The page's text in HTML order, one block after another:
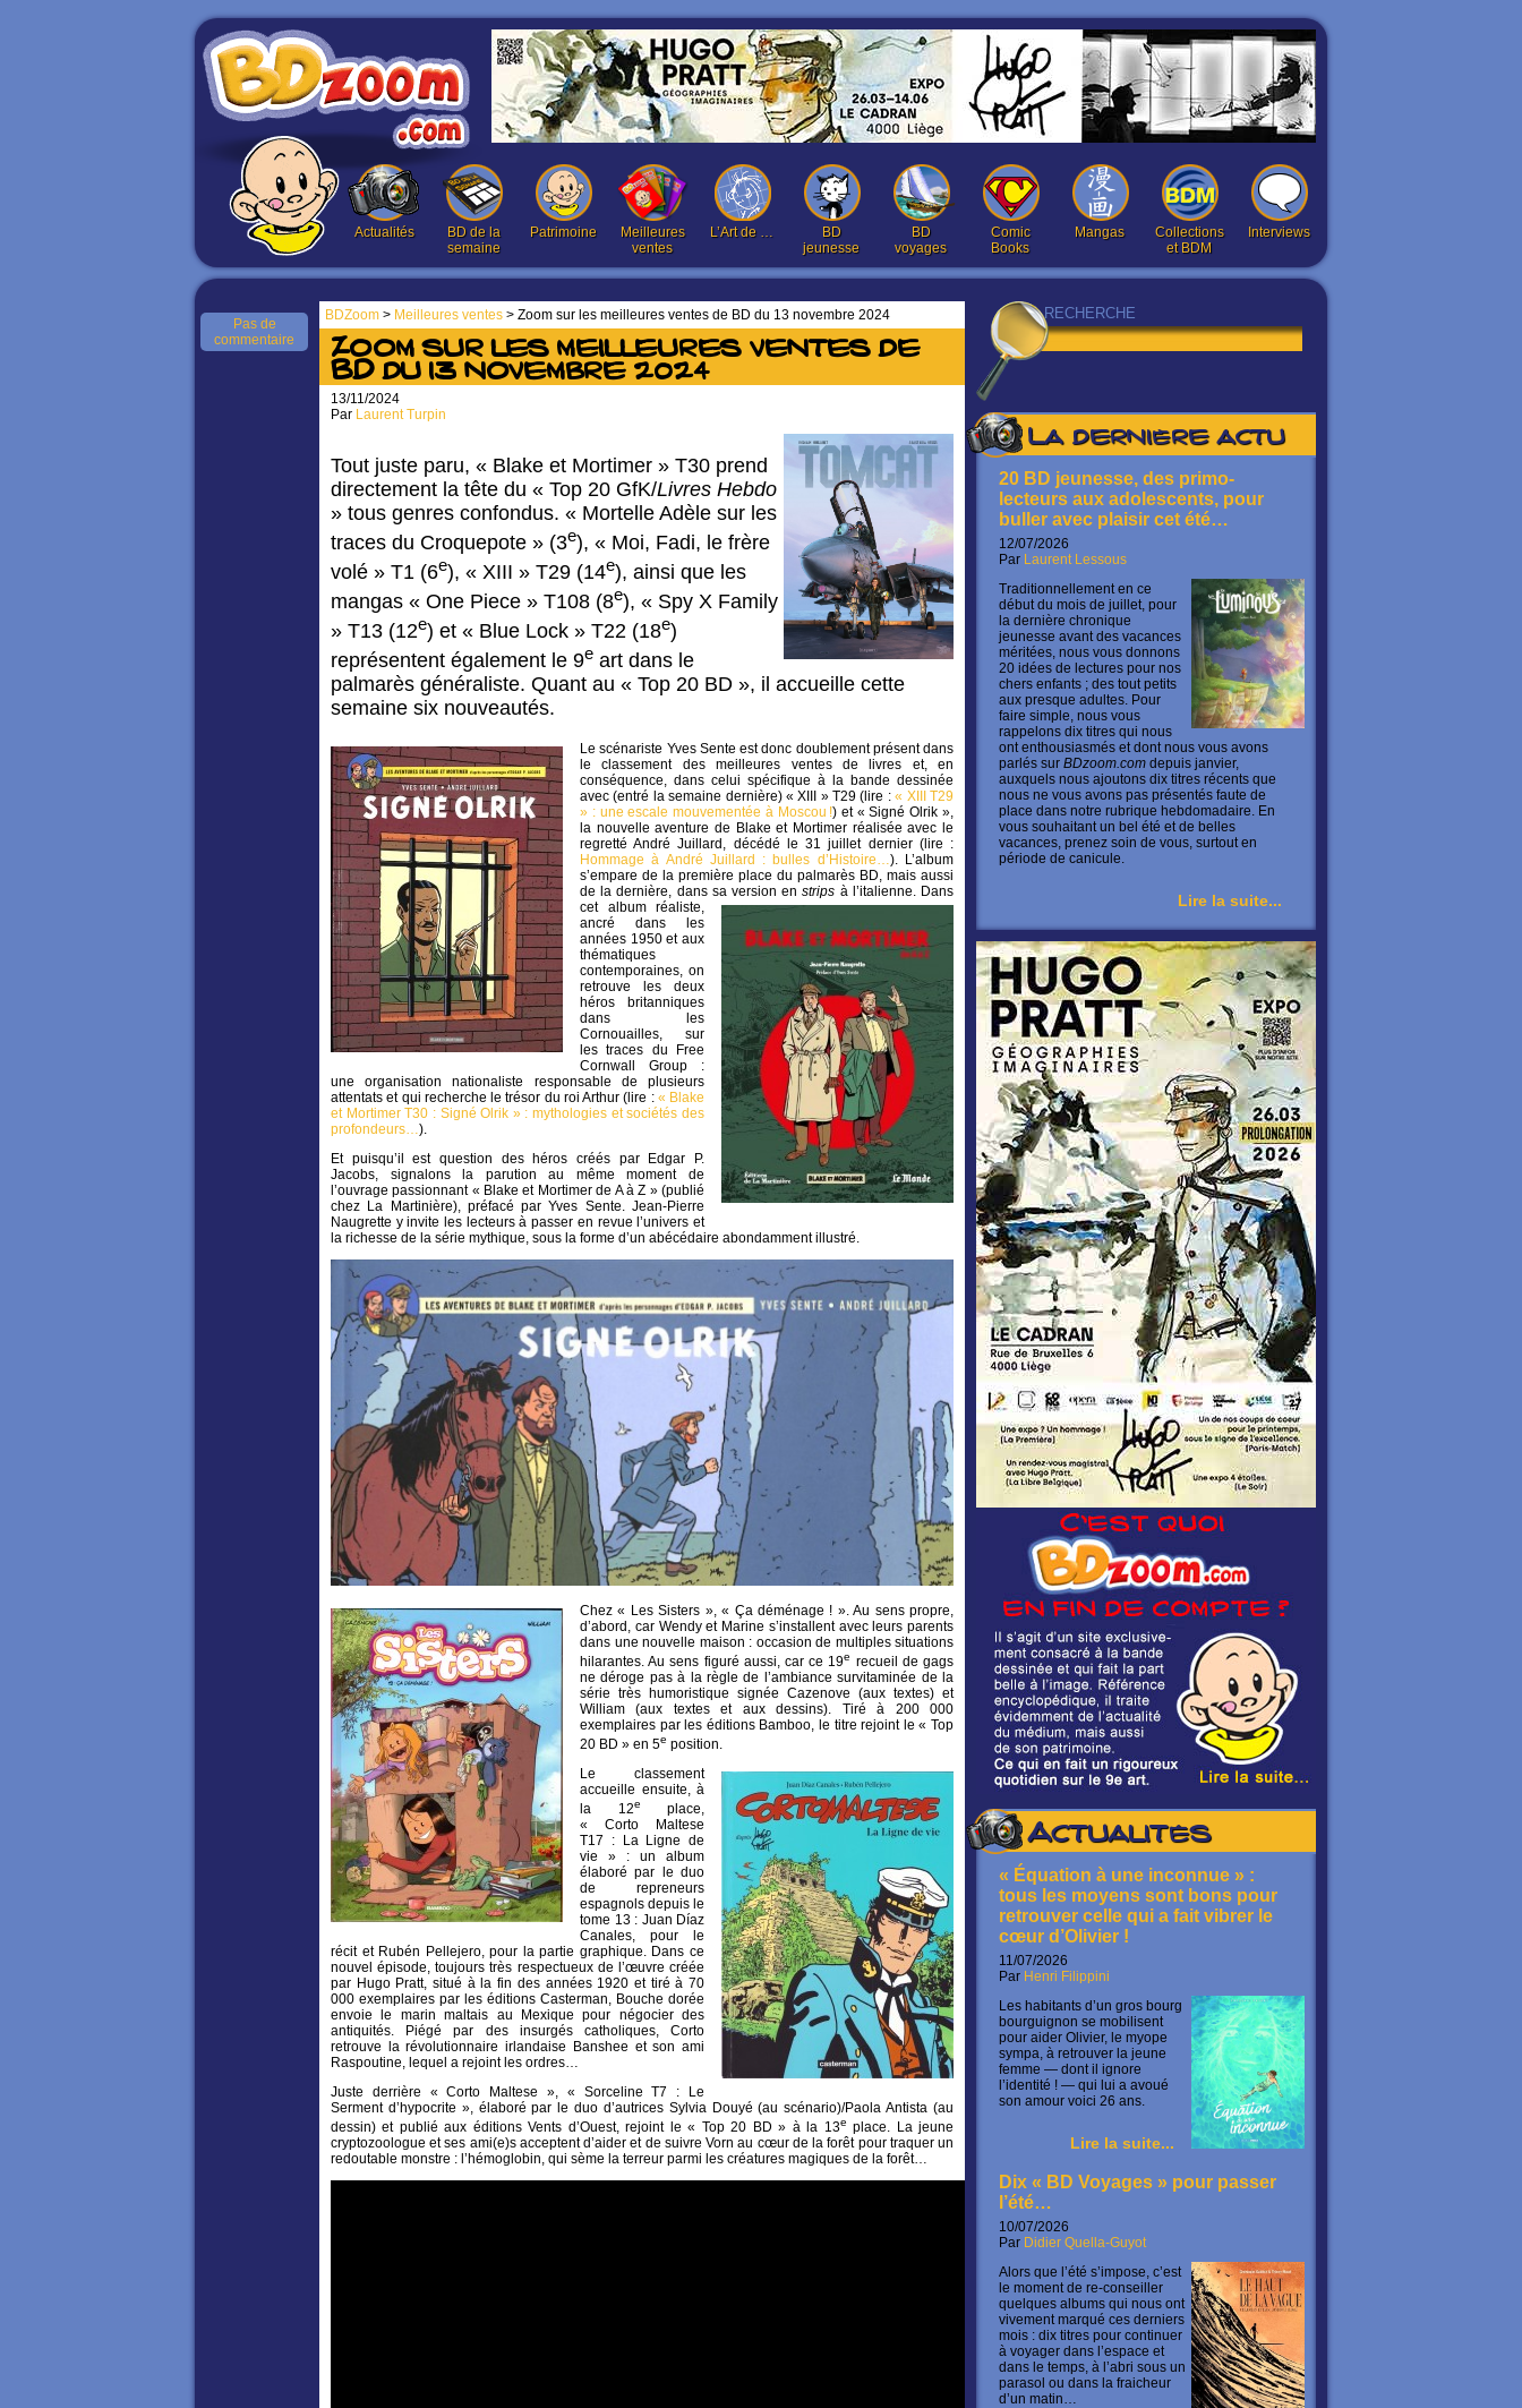
Actualités
BD de la
semaine
Patrimoine
Meilleures
ventes
L’Art de …
BD
jeunesse
BD
voyages
Comic
Books
Mangas
Collections
et BDM
Interviews
La dernière actu
20 BD jeunesse, des primo-
lecteurs aux adolescents, pour
buller avec plaisir cet été…
12/07/2026
Par Laurent Lessous
Traditionnellement en ce
début du mois de juillet, pour
la dernière chronique
jeunesse avant des vacances
méritées, nous vous donnons
20 idées de lectures pour nos
chers enfants ; des tout petits
aux presque adultes. Pour
faire simple, nous vous
rappelons dix titres qui nous
ont enthousiasmés et dont nous vous avons
parlés sur BDzoom.com depuis janvier,
auxquels nous ajoutons dix titres récents que
nous ne vous avons pas présentés faute de
place dans notre rubrique hebdomadaire. En
vous souhaitant un bel été et de belles
vacances, prenez soin de vous, surtout en
période de canicule.
Lire la suite...
Actualités
« Équation à une inconnue » :
tous les moyens sont bons pour
retrouver celle qui a fait vibrer le
cœur d’Olivier !
11/07/2026
Par Henri Filippini
Les habitants d’un gros bourg
bourguignon se mobilisent
pour aider Olivier, le myope
sympa, à retrouver la jeune
femme — dont il ignore
l’identité ! — qui lui a avoué
son amour voici 26 ans.
Lire la suite...
Dix « BD Voyages » pour passer
l’été…
10/07/2026
Par Didier Quella-Guyot
Alors que l’été s’impose, c’est
le moment de re-conseiller
quelques albums qui nous ont
vivement marqué ces derniers
mois : dix titres pour continuer
à voyager dans l’espace et
dans le temps, à l’abri sous un
parasol ou dans la fraicheur
d’un matin…
BDZoom > Meilleures ventes > Zoom sur les meilleures ventes de BD du 13 novembre 2024
Pas de
commentaire
Zoom sur les meilleures ventes de
BD du 13 novembre 2024
13/11/2024
Par Laurent Turpin
Tout juste paru, « Blake et Mortimer » T30 prend
directement la tête du « Top 20 GfK/Livres Hebdo
» tous genres confondus. « Mortelle Adèle sur les
traces du Croquepote » (3e), « Moi, Fadi, le frère
volé » T1 (6e), « XIII » T29 (14e), ainsi que les
mangas « One Piece » T108 (8e), « Spy X Family
» T13 (12e) et « Blue Lock » T22 (18e)
représentent également le 9e art dans le
palmarès généraliste. Quant au « Top 20 BD », il accueille cette
semaine six nouveautés.
Le scénariste Yves Sente est donc doublement présent dans
le classement des meilleures ventes de livres et, en
conséquence, dans celui spécifique à la bande dessinée
avec (entré la semaine dernière) « XIII » T29 (lire :« XIII T29
» : une escale mouvementée à Moscou !) et « Signé Olrik »,
la nouvelle aventure de Blake et Mortimer réalisée avec le
regretté André Juillard, décédé le 31 juillet dernier (lire :
Hommage à André Juillard : bulles d’Histoire…). L’album
s’empare de la première place du palmarès BD, mais aussi
de la dernière, dans sa version en strips à l’italienne. Dans
cet album réaliste,
ancré dans les
années 1950 et aux
thématiques
contemporaines, on
retrouve les deux
héros britanniques
dans les
Cornouailles, sur
les traces du Free
Cornwall Group :
une organisation nationaliste responsable de plusieurs
attentats et qui recherche le trésor du roi Arthur (lire : « Blake
et Mortimer T30 : Signé Olrik » : mythologies et sociétés des
profondeurs…).
Et puisqu’il est question des héros créés par Edgar P.
Jacobs, signalons la parution au même moment de
l’ouvrage passionnant « Blake et Mortimer de A à Z » (publié
chez La Martinière), préfacé par Yves Sente. Jean-Pierre
Naugrette y invite les lecteurs à passer en revue l’univers et
la richesse de la série mythique, sous la forme d’un abécédaire abondamment illustré.
Chez « Les Sisters », « Ça déménage ! ». Au sens propre,
d’abord, car Wendy et Marine s’installent avec leurs parents
dans une nouvelle maison : occasion de multiples situations
hilarantes. Au sens figuré aussi, car ce 19e recueil de gags
ne déroge pas à la règle de l’ambiance survitaminée de la
série très humoristique signée Cazenove (aux textes) et
William (aux textes et aux dessins). Tiré à 200 000
exemplaires par les éditions Bamboo, le titre rejoint le « Top
20 BD » en 5e position.
Le classement
accueille ensuite, à
la 12e
place,
« Corto Maltese
T17 : La Ligne de
vie » : un album
élaboré par le duo
de repreneurs
espagnols depuis le
tome 13 : Juan Díaz
Canales, pour le
récit et Rubén Pellejero, pour la partie graphique. Dans ce
nouvel épisode, toujours très respectueux de l’œuvre créée
par Hugo Pratt, situé à la fin des années 1920 et tiré à 70
000 exemplaires par les éditions Casterman, Bouche dorée
envoie le marin maltais au Mexique pour négocier des
antiquités. Piégé par des insurgés catholiques, Corto
retrouve la révolutionnaire irlandaise Banshee et son ami
Raspoutine, lequel a rejoint les ordres…
Juste derrière « Corto Maltese », « Sorceline T7 : Le
Serment d’hypocrite », élaboré par le duo d’autrices Sylvia Douyé (au scénario)/Paola Antista (au
dessin) et publié aux éditions Vents d’Ouest, rejoint le « Top 20 BD » à la 13e place. La jeune
cryptozoologue et ses ami(e)s acceptent d’aider et de suivre Vorn au cœur de la forêt pour traquer un
redoutable monstre : l’hémoglobin, qui sème la terreur parmi les créatures magiques de la forêt…